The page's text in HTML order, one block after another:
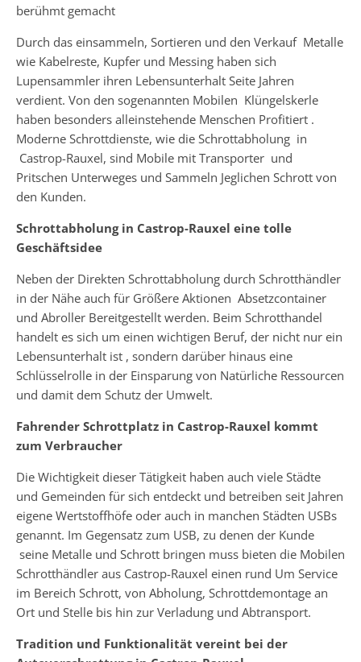
berühmt gemacht
Durch das einsammeln, Sortieren und den Verkauf Metalle
wie Kabelreste, Kupfer und Messing haben sich
Lupensammler ihren Lebensunterhalt Seite Jahren
verdient. Von den sogenannten Mobilen Klüngelskerle
haben besonders alleinstehende Menschen Profitiert .
Moderne Schrottdienste, wie die Schrottabholung in
Castrop-Rauxel, sind Mobile mit Transporter und
Pritschen Unterweges und Sammeln Jeglichen Schrott von
den Kunden.
Schrottabholung in Castrop-Rauxel eine tolle
Geschäftsidee
Neben der Direkten Schrottabholung durch Schrotthändler
in der Nähe auch für Größere Aktionen Absetzcontainer
und Abroller Bereitgestellt werden. Beim Schrotthandel
handelt es sich um einen wichtigen Beruf, der nicht nur ein
Lebensunterhalt ist , sondern darüber hinaus eine
Schlüsselrolle in der Einsparung von Natürliche Ressourcen
und damit dem Schutz der Umwelt.
Fahrender Schrottplatz in Castrop-Rauxel kommt
zum Verbraucher
Die Wichtigkeit dieser Tätigkeit haben auch viele Städte
und Gemeinden für sich entdeckt und betreiben seit Jahren
eigene Wertstoffhöfe oder auch in manchen Städten USBs
genannt. Im Gegensatz zum USB, zu denen der Kunde
seine Metalle und Schrott bringen muss bieten die Mobilen
Schrotthändler aus Castrop-Rauxel einen rund Um Service
im Bereich Schrott, von Abholung, Schrottdemontage an
Ort und Stelle bis hin zur Verladung und Abtransport.
Tradition und Funktionalität vereint bei der